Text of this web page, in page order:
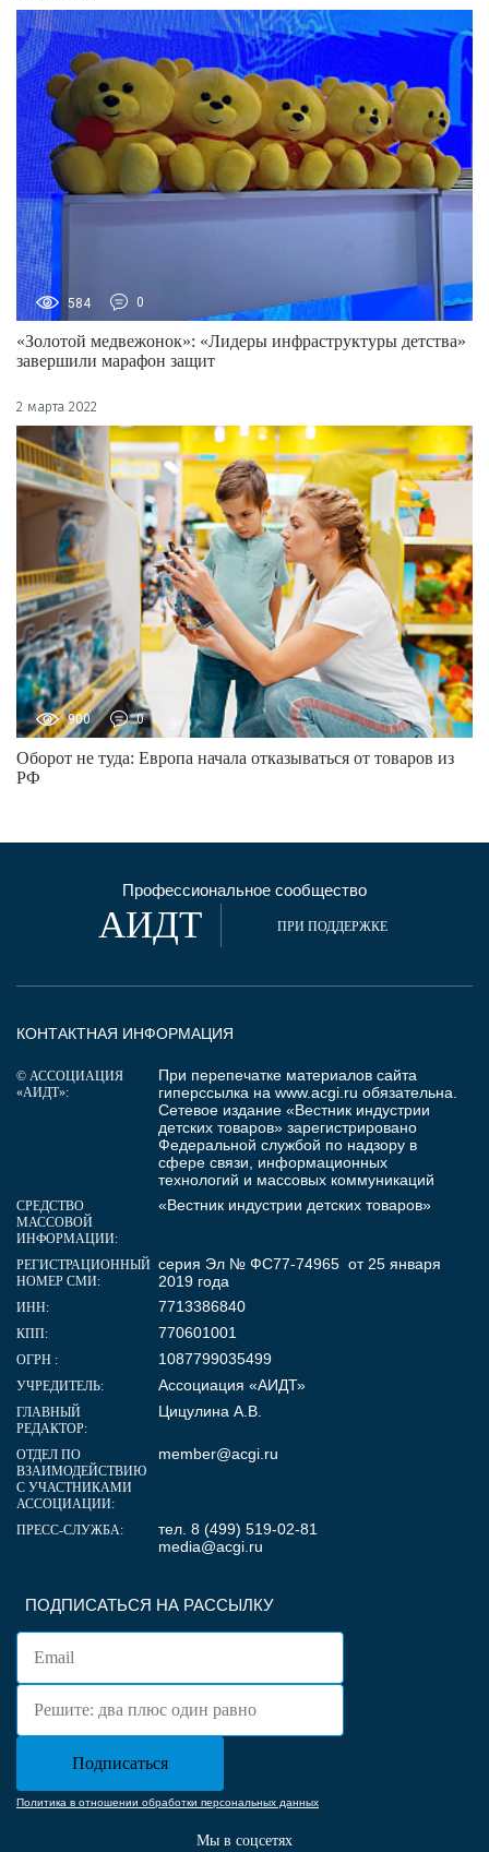
584 0
«Золотой медвежонок»: «Лидеры инфраструктуры детства»
завершили марафон защит
2 марта 2022
900 0
Оборот не туда: Европа начала отказываться от товаров из
РФ
Профессиональное сообщество
АИДТ ПРИ ПОДДЕРЖКЕ
ПОДПИСАТЬСЯ НА РАССЫЛКУ
Политика в отношении обработки персональных данных
Мы в соцсетях
КОНТАКТНАЯ ИНФОРМАЦИЯ
© АССОЦИАЦИЯ
«АИДТ»:
При перепечатке материалов сайта
гиперссылка на www.acgi.ru обязательна.
Сетевое издание «Вестник индустрии
детских товаров» зарегистрировано
Федеральной службой по надзору в
сфере связи, информационных
технологий и массовых коммуникаций
СРЕДСТВО
МАССОВОЙ
ИНФОРМАЦИИ:
«Вестник индустрии детских товаров»
РЕГИСТРАЦИОННЫЙ
НОМЕР СМИ:
серия Эл № ФС77-74965 от 25 января
2019 года
ИНН: 7713386840
КПП: 770601001
ОГРН : 1087799035499
УЧРЕДИТЕЛЬ: Ассоциация «АИДТ»
ГЛАВНЫЙ
РЕДАКТОР:
Цицулина А.В.
ОТДЕЛ ПО
ВЗАИМОДЕЙСТВИЮ
С УЧАСТНИКАМИ
АССОЦИАЦИИ:
member@acgi.ru
ПРЕСС-СЛУЖБА:
тел. 8 (499) 519-02-81
media@acgi.ru